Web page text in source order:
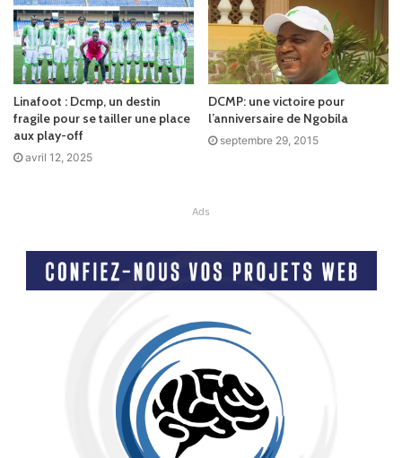
Linafoot : Dcmp, un destin
fragile pour se tailler une place
aux play-off
avril 12, 2025
DCMP: une victoire pour
l’anniversaire de Ngobila
septembre 29, 2015
Ads